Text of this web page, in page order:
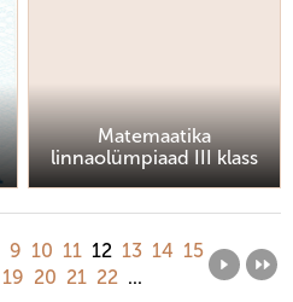
Matemaatika
linnaolümpiaad III klass
9 10 11 12 13 14 15
19 20 21 22...